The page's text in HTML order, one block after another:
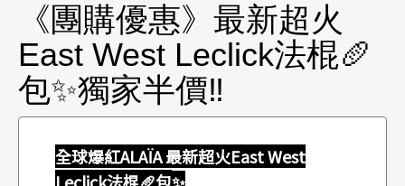
《團購優惠》最新超火
East West Leclick法棍🥖
包✨獨家半價‼️
全球爆紅ALAÏA 最新超火East West